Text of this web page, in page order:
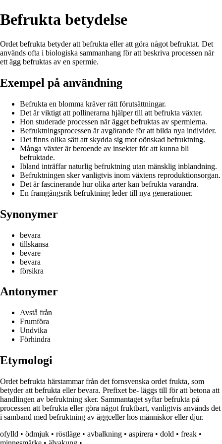
Befrukta betydelse
Ordet befrukta betyder att befrukta eller att göra något befruktat. Det
används ofta i biologiska sammanhang för att beskriva processen när
ett ägg befruktas av en spermie.
Exempel på användning
Befrukta en blomma kräver rätt förutsättningar.
Det är viktigt att pollinerarna hjälper till att befrukta växter.
Hon studerade processen när ägget befruktas av spermierna.
Befruktningsprocessen är avgörande för att bilda nya individer.
Det finns olika sätt att skydda sig mot oönskad befruktning.
Många växter är beroende av insekter för att kunna bli
befruktade.
Ibland inträffar naturlig befruktning utan mänsklig inblandning.
Befruktningen sker vanligtvis inom växtens reproduktionsorgan.
Det är fascinerande hur olika arter kan befrukta varandra.
En framgångsrik befruktning leder till nya generationer.
Synonymer
bevara
tillskansa
bevare
bevara
försikra
Antonymer
Avstå från
Frumföra
Undvika
Förhindra
Etymologi
Ordet befrukta härstammar från det fornsvenska ordet frukta, som
betyder att befrukta eller bevara. Prefixet be- läggs till för att betona att
handlingen av befruktning sker. Sammantaget syftar befrukta på
processen att befrukta eller göra något fruktbart, vanligtvis används det
i samband med befruktning av äggceller hos människor eller djur.
ofylld • ödmjuk • röstläge • avbalkning • aspirera • dold • freak •